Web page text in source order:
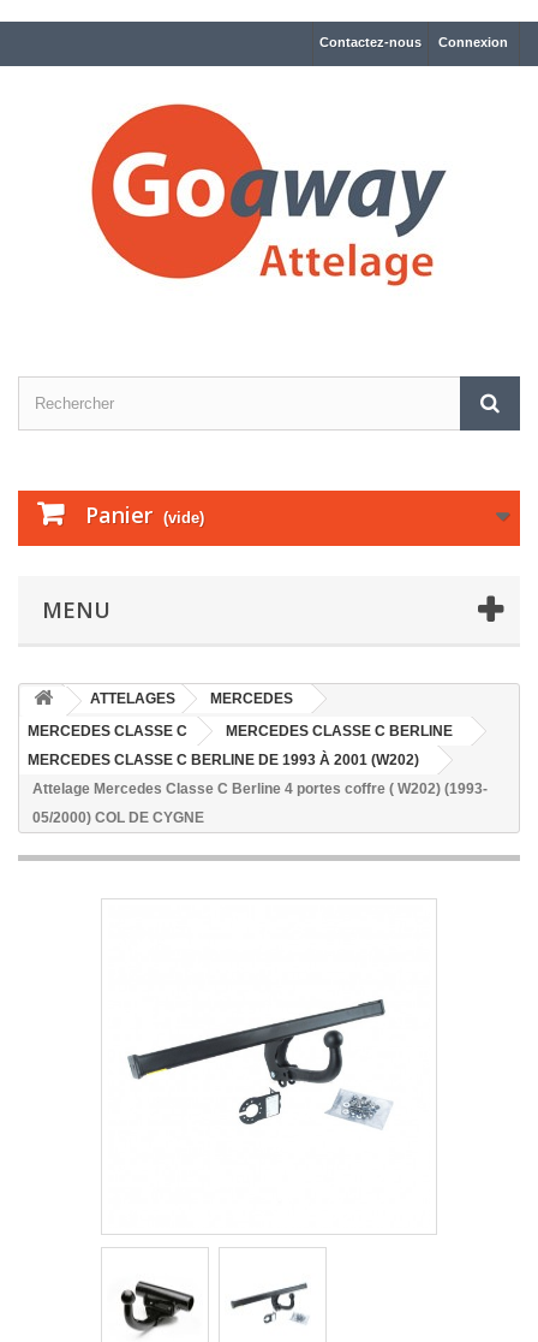
Connexion
Contactez-nous
Panier (vide)
MENU
ATTELAGES
MERCEDES
MERCEDES CLASSE C
MERCEDES CLASSE C BERLINE
MERCEDES CLASSE C BERLINE DE 1993 À 2001 (W202)
Attelage Mercedes Classe C Berline 4 portes coffre ( W202) (1993-
05/2000) COL DE CYGNE